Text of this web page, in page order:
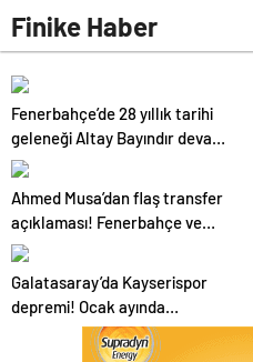
Finike Haber
Fenerbahçe’de 28 yıllık tarihi
geleneği Altay Bayındır devam
ettirdi.
Ahmed Musa’dan flaş transfer
açıklaması! Fenerbahçe ve
Galatasaray…
Galatasaray’da Kayserispor
depremi! Ocak ayında
gönderilecek.